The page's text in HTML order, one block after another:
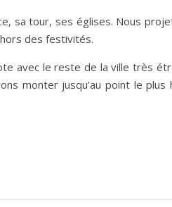
sa tour, ses églises. Nous
des festivités.
avec le reste de la ville très
monter jusqu’au point le plus